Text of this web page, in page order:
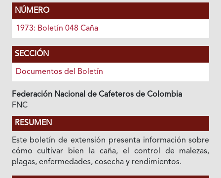
NÚMERO
1973: Boletín 048 Caña
SECCIÓN
Documentos del Boletín
Federación Nacional de Cafeteros de Colombia
FNC
RESUMEN
Este boletín de extensión presenta información sobre
cómo cultivar bien la caña, el control de malezas,
plagas, enfermedades, cosecha y rendimientos.